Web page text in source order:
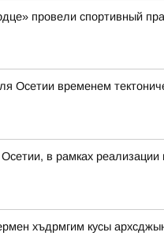
провели спортивный
Осетии временем
в рамках
хъдрмгим кусы